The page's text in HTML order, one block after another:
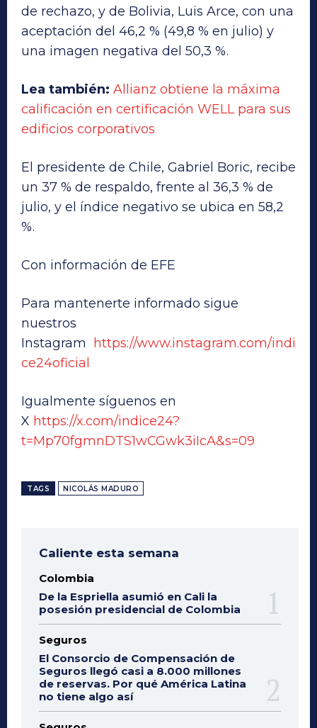
de rechazo, y de Bolivia, Luis Arce, con una
aceptación del 46,2 % (49,8 % en julio) y
una imagen negativa del 50,3 %.
Lea también: Allianz obtiene la máxima
calificación en certificación WELL para sus
edificios corporativos
El presidente de Chile, Gabriel Boric, recibe
un 37 % de respaldo, frente al 36,3 % de
julio, y el índice negativo se ubica en 58,2
%.
Con información de EFE
Para mantenerte informado sigue
nuestros
Instagram
https://www.instagram.com/indi
ce24oficial
Igualmente síguenos en
X https://x.com/indice24?
t=Mp70fgmnDTS1wCGwk3iIcA&s=09
TAGS NICOLÁS MADURO
Caliente esta semana
Colombia
De la Espriella asumió en Cali la
posesión presidencial de Colombia
Seguros
El Consorcio de Compensación de
Seguros llegó casi a 8.000 millones
de reservas. Por qué América Latina
no tiene algo así